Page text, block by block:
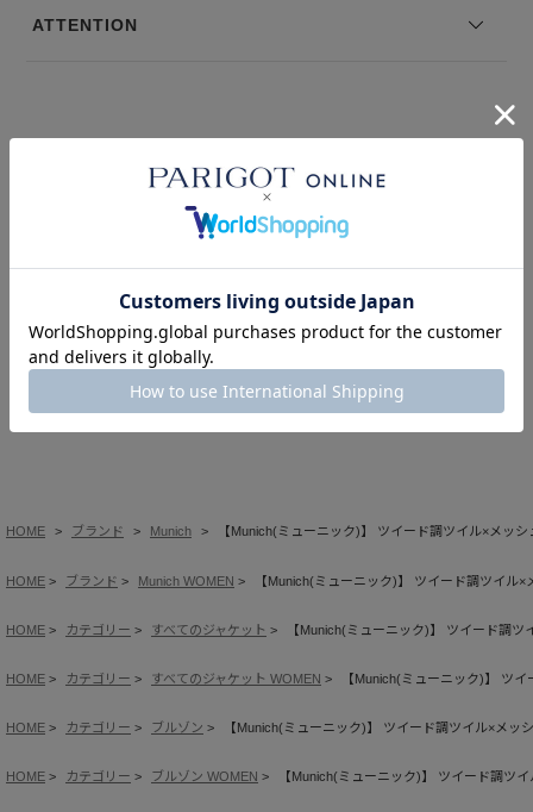
ご了承ください。
※サイズ表記は弊社規定によるものを表示しております。
ATTENTION
このアイテムを見た人はこの商品もチェックしています
HOME ブランド Munich 【Munich(ミューニック)】 ツイード調ツイル×メッ
HOME ブランド Munich WOMEN 【Munich(ミューニック)】 ツイード調ツイル
HOME カテゴリー すべてのジャケット 【Munich(ミューニック)】 ツイード調
HOME カテゴリー すべてのジャケット WOMEN 【Munich(ミューニック)】 ツ
HOME カテゴリー ブルゾン 【Munich(ミューニック)】 ツイード調ツイル×メッ
HOME カテゴリー ブルゾン WOMEN 【Munich(ミューニック)】 ツイード調ツ